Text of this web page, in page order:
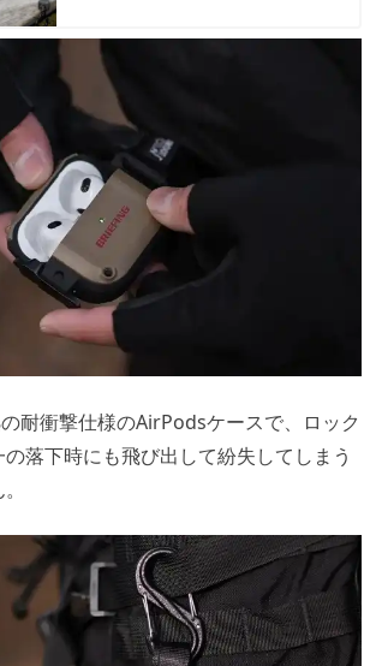
耐衝撃仕様のAirPodsケースで、ロック
落下時にも飛び出して紛失してしまう